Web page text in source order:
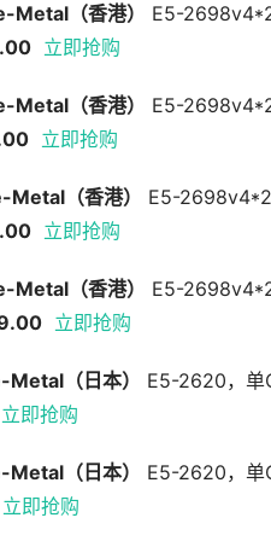
Metal （香港）
E5-
立即抢购
Metal （香港）
E5-
立即抢购
Metal （香港）
E5-2698v4*2
立即抢购
Metal （香港）
E5-
立即抢购
Metal （日本）
E5-2620，单
立即抢购
Metal （日本）
E5-2620，单
立即抢购